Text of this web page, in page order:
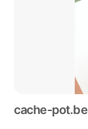
cache-pot.be